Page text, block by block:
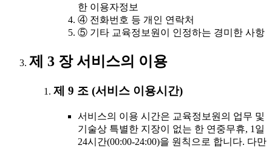
한 이용자정보
④ 전화번호 등 개인 연락처
⑤ 기타 교육정보원이 인정하는 경미한 사항
제 3 장 서비스의 이용
제 9 조 (서비스 이용시간)
서비스의 이용 시간은 교육정보원의 업무 및
기술상 특별한 지장이 없는 한 연중무휴, 1일
24시간(00:00-24:00)을 원칙으로 합니다. 다만